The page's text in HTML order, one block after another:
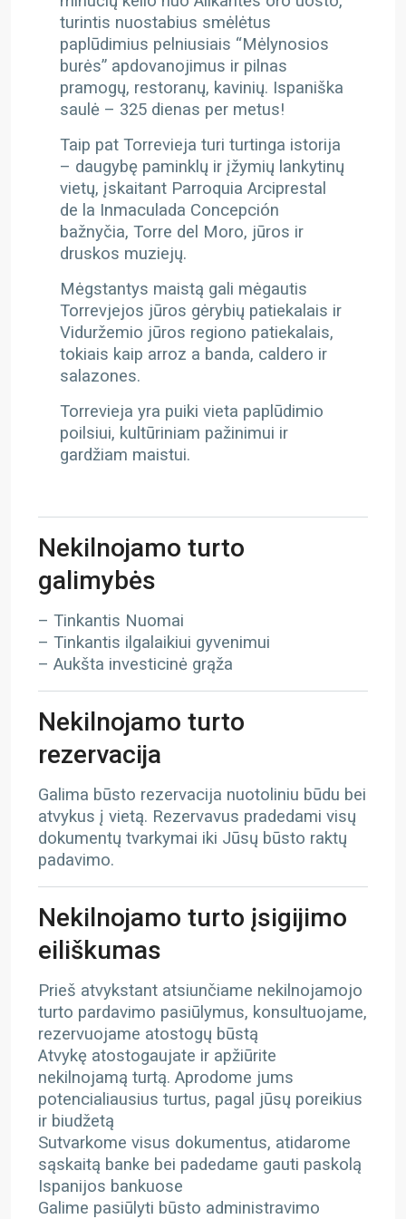
turintis nuostabius smėlėtus
paplūdimius pelniusiais “Mėlynosios
burės” apdovanojimus ir pilnas
pramogų, restoranų, kavinių. Ispaniška
saulė – 325 dienas per metus!
Taip pat Torrevieja turi turtinga istorija
– daugybę paminklų ir įžymių lankytinų
vietų, įskaitant Parroquia Arciprestal
de la Inmaculada Concepción
bažnyčia, Torre del Moro, jūros ir
druskos muziejų.
Mėgstantys maistą gali mėgautis
Torrevjejos jūros gėrybių patiekalais ir
Viduržemio jūros regiono patiekalais,
tokiais kaip arroz a banda, caldero ir
salazones.
Torrevieja yra puiki vieta paplūdimio
poilsiui, kultūriniam pažinimui ir
gardžiam maistui.
Nekilnojamo turto
galimybės
– Tinkantis Nuomai
– Tinkantis ilgalaikiui gyvenimui
– Aukšta investicinė grąža
Nekilnojamo turto
rezervacija
Galima būsto rezervacija nuotoliniu būdu bei
atvykus į vietą. Rezervavus pradedami visų
dokumentų tvarkymai iki Jūsų būsto raktų
padavimo.
Nekilnojamo turto įsigijimo
eiliškumas
Prieš atvykstant atsiunčiame nekilnojamojo
turto pardavimo pasiūlymus, konsultuojame,
rezervuojame atostogų būstą
Atvykę atostogaujate ir apžiūrite
nekilnojamą turtą. Aprodome jums
potencialiausius turtus, pagal jūsų poreikius
ir biudžetą
Sutvarkome visus dokumentus, atidarome
sąskaitą banke bei padedame gauti paskolą
Ispanijos bankuose
Galime pasiūlyti būsto administravimo